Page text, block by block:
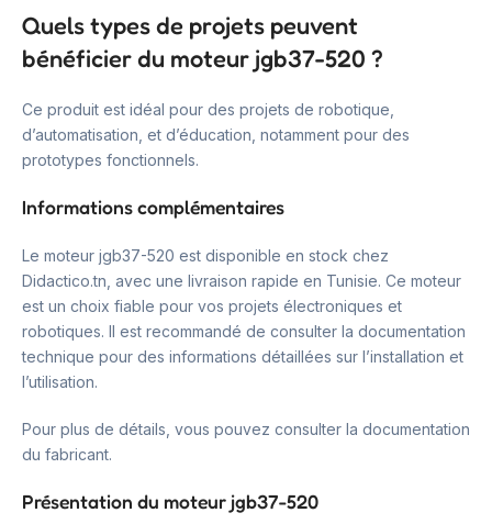
Quels types de projets peuvent
bénéficier du moteur jgb37-520 ?
Ce produit est idéal pour des projets de robotique,
d’automatisation, et d’éducation, notamment pour des
prototypes fonctionnels.
Informations complémentaires
Le moteur jgb37-520 est disponible en stock chez
Didactico.tn, avec une livraison rapide en Tunisie. Ce moteur
est un choix fiable pour vos projets électroniques et
robotiques. Il est recommandé de consulter la documentation
technique pour des informations détaillées sur l’installation et
l’utilisation.
Pour plus de détails, vous pouvez consulter la documentation
du fabricant.
Présentation du moteur jgb37-520